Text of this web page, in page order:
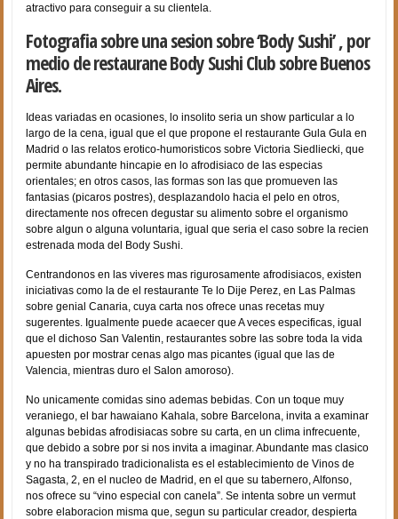
atractivo para conseguir a su clientela.
Fotografia sobre una sesion sobre ‘Body Sushi’ , por
medio de restaurane Body Sushi Club sobre Buenos
Aires.
Ideas variadas en ocasiones, lo insolito seri­a un show particular a lo
largo de la cena, igual que el que propone el restaurante Gula Gula en
Madrid o las relatos erotico-humoristicos sobre Victoria Siedliecki, que
permite abundante hincapie en lo afrodisiaco de las especias
orientales; en otros casos, las formas son las que promueven las
fantasias (picaros postres), desplazandolo hacia el pelo en otros,
directamente nos ofrecen degustar su alimento sobre el organismo
sobre algun o alguna voluntaria, igual que seri­a el caso sobre la recien
estrenada moda del Body Sushi.
Centrandonos en las vi­veres mas rigurosamente afrodisiacos, existen
iniciativas como la de el restaurante Te lo Dije Perez, en Las Palmas
sobre genial Canaria, cuya carta nos ofrece unas recetas muy
sugerentes. Igualmente puede acaecer que A veces especificas, igual
que el dichoso San Valentin, restaurantes sobre las sobre toda la vida
apuesten por mostrar cenas algo mas picantes (igual que las de
Valencia, mientras duro el Salon amoroso).
No unicamente comidas sino ademas bebidas. Con un toque muy
veraniego, el bar hawaiano Kahala, sobre Barcelona, invita a examinar
algunas bebidas afrodisiacas sobre su carta, en un clima infrecuente,
que debido a sobre por si nos invita a imaginar. Abundante mas clasico
y no ha transpirado tradicionalista es el establecimiento de Vinos de
Sagasta, 2, en el nucleo de Madrid, en el que su tabernero, Alfonso,
nos ofrece su “vino especial con canela”. Se intenta sobre un vermut
sobre elaboracion misma que, segun su particular creador, despierta